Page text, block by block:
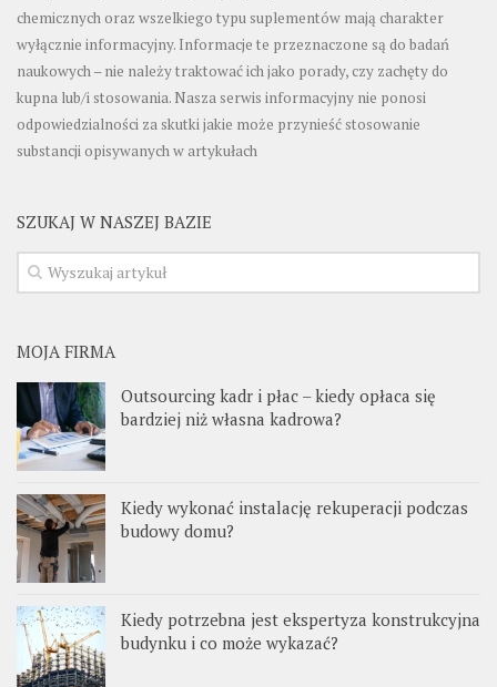
chemicznych oraz wszelkiego typu suplementów mają charakter
wyłącznie informacyjny. Informacje te przeznaczone są do badań
naukowych – nie należy traktować ich jako porady, czy zachęty do
kupna lub/i stosowania. Nasza serwis informacyjny nie ponosi
odpowiedzialności za skutki jakie może przynieść stosowanie
substancji opisywanych w artykułach
SZUKAJ W NASZEJ BAZIE
MOJA FIRMA
Outsourcing kadr i płac – kiedy opłaca się
bardziej niż własna kadrowa?
Kiedy wykonać instalację rekuperacji podczas
budowy domu?
Kiedy potrzebna jest ekspertyza konstrukcyjna
budynku i co może wykazać?